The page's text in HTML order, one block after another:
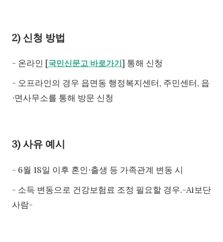
2) 신청 방법
- 온라인 [국민신문고 바로가기] 통해 신청
- 오프라인의 경우 읍면동 행정복지센터, 주민센터, 읍
∙면사무소를 통해 방문 신청
3) 사유 예시
- 6월 18일 이후 혼인∙출생 등 가족관계 변동 시
- 소득 변동으로 건강보험료 조정 필요할 경우.-Ai보단
사람-